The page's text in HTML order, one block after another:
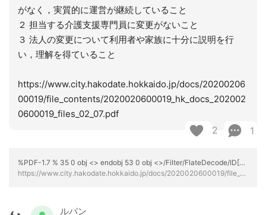
がなく，実質的に運営が継続していること
２ 担当する介護支援専門員に変更がないこと
３ 法人の変更について利用者や家族に十分に説明を行
い，理解を得ていること
https://www.city.hakodate.hokkaido.jp/docs/20200206
00019/file_contents/2020020600019_hk_docs_202002
0600019_files_02_07.pdf
2 1
%PDF-1.7 % 35 0 obj <> endobj 53 0 obj <>/Filter/FlateDecode/ID[<60DE2DE3097E5F03F875DADD6A963083>]/Index[35 41]/Info 34 0 R/Length 87/Prev 243255/Root 36 0 R/Size 76/Type/XRef/W[1 2 1]>>stream hbbd``b`$C@{ HD qW c ^R"AVa " :HG $Z12100Қx @ tD endstream endobj startxref 0 %%EOF 75 0 obj <>stream hb```"ge& 1ǆ/lu%Rd|V- IU>yfۧ5oNҒu CGG0Sl$ض' ^x*l\2Bg0`bo?}A+ڎ\+EH3 @ ܦ. endstream endobj 36 0 obj <> endobj 37 0 obj <>/Rotate 0/Type/Page>> endobj 38 0 obj <>/Font<>/ProcSet[/PDF/Text/ImageB/ImageC/ImageI]>>/Subtype/Form/Type/XObject>>stream HMk1st5j $B!$>搿_Ɛ6YY{;jb+`z 5C\40=[yXTa>%Y#r* 20ïJ<^+R4U[U woM-΀A!{{ J.lt=J @Yf舌֌5J,S=Yifur HF$ːMd?8-= Q3޾=Ky֬(.H[a./6`#|`%5Ɍ/60ix&XzWs$L]Ŀ097$2[Fsn$RΥRzyg2"ϒB5ܛC`>=U¬j7-֍ -Kֵ#$- w endstream endobj 39 0 obj <>stream x`y￙ݙٝٷHzdْ,MmYm! I1&1i !@!T.@% iӦm%7y'̬p(9s7gsll D0`s枺Ǯ[G{: 5 =k}K=+k7' 7~Ľxc /z7orh187 n?W?=p; 8:iY_w\S p_Dp-^;t|e };Ow~˿/ڏܲxxk`Yۀ@z >[quϡ8<4ů>H!}[{q!zltbrgDv3񡱿_p?e>mw ϧ󁵽KPXW>8|GӮg`1}g;,׿9ò˹, Wzu3J;Z8Ak;xG-N^~Q7uޑgY9<>lKB^/by]?O>O+~m]AAAAAAAAAAAo罐BAAA\w 8_j '|ڂ ޚПB>AAAm ϸX">b< ުpCGAAAAAAAAAAAGHAAAAAAAAր}xsA>(ǃR@AAAAq! BڇOAAAAAAl~ B8081c࿌Ga'fy|?|swc4*հ+d`͍&0-`v[\c`>a^ۚmcv6/+~m v6wg+`cNؽ,7a2s09WC08ec{o9{0|yo5ߙb(\g^ q8#sF̜G#02X¼ *0ͼƮ1O̷Õo7͓03#~pQOؽr:8k^ǧw' |y#xؼ N
https://www.city.hakodate.hokkaido.jp/docs/2020020600019/file_contents/2020020600019_hk_docs_2020020600019_files_02_07.pdf
ルパン